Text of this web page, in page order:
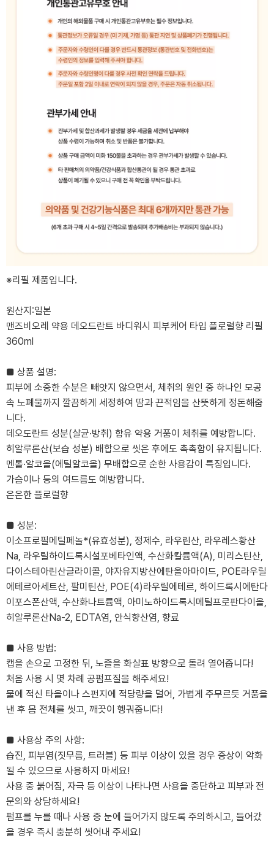
※리필 제품입니다.
원산지:일본
맨즈비오레 약용 데오드란트 바디워시 피부케어 타입 플로럴향 리필
360ml
■ 상품 설명:
피부에 소중한 수분은 빼앗지 않으면서, 체취의 원인 중 하나인 모공
속 노폐물까지 깔끔하게 세정하여 땀과 끈적임을 산뜻하게 정돈해줍
니다.
데오도란트 성분(살균·방취) 함유 약용 거품이 체취를 예방합니다.
히알루론산(보습 성분) 배합으로 씻은 후에도 촉촉함이 유지됩니다.
멘톨·알코올(에틸알코올) 무배합으로 순한 사용감이 특징입니다.
가슴이나 등의 여드름도 예방합니다.
은은한 플로럴향
■ 성분:
이소프로필메틸페놀*(유효성분), 정제수, 라우린산, 라우레스황산
Na, 라우릴하이드록시설포베타인액, 수산화칼륨액(A), 미리스틴산,
다이스테아린산글라이콜, 야자유지방산에탄올아마이드, POE라우릴
에테르아세트산, 팔미틴산, POE(4)라우릴에테르, 하이드록시에탄다
이포스폰산액, 수산화나트륨액, 아미노하이드록시메틸프로판다이올,
히알루론산Na-2, EDTA염, 안식향산염, 향료
■ 사용 방법:
캡을 손으로 고정한 뒤, 노즐을 화살표 방향으로 돌려 열어줍니다!
처음 사용 시 몇 차례 공펌프질을 해주세요!
물에 적신 타올이나 스펀지에 적당량을 덜어, 가볍게 주무르듯 거품을
낸 후 몸 전체를 씻고, 깨끗이 헹궈줍니다!
■ 사용상 주의 사항:
습진, 피부염(짓무름, 트러블) 등 피부 이상이 있을 경우 증상이 악화
될 수 있으므로 사용하지 마세요!
사용 중 붉어짐, 자극 등 이상이 나타나면 사용을 중단하고 피부과 전
문의와 상담하세요!
펌프를 누를 때나 사용 중 눈에 들어가지 않도록 주의하시고, 들어갔
을 경우 즉시 충분히 씻어내 주세요!